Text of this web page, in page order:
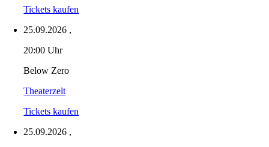
Tickets kaufen
25.09.2026 ,
20:00 Uhr
Below Zero
Theaterzelt
Tickets kaufen
25.09.2026 ,